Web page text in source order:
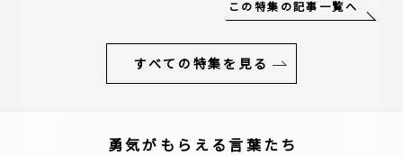
この特集の記事一覧へ
すべての特集を見る
勇気がもらえる言葉たち